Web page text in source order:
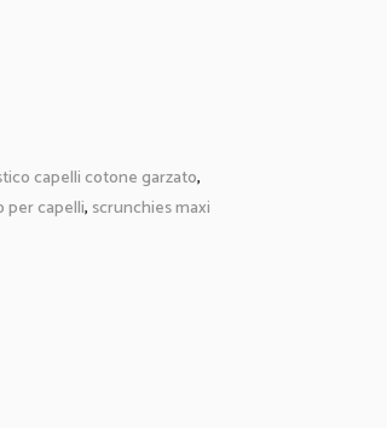
capelli cotone garzato,
per capelli, scrunchies maxi